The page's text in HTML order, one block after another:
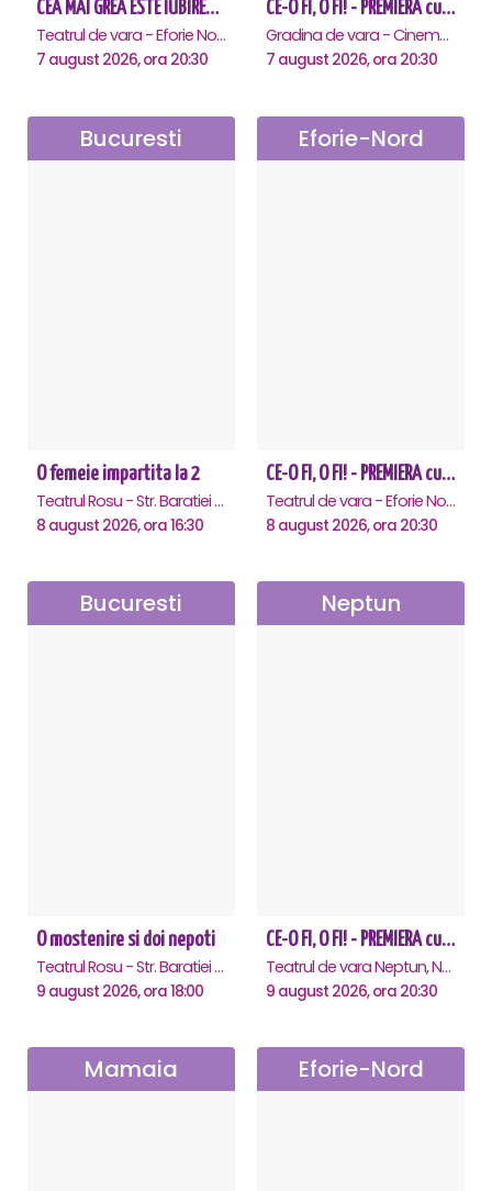
CEA MAI GREA ESTE IUBIREA - Eforie Nord
Teatrul de vara - Eforie Nord, Eforie-Nord
7 august 2026, ora 20:30
CE-O FI, O FI! - PREMIERA cu Doru Octavian Dumitru - Saturn
Gradina de vara - Cinema Saturn, Saturn
7 august 2026, ora 20:30
Bucuresti
O femeie impartita la 2
Teatrul Rosu - Str. Baratiei 31, Bucuresti
8 august 2026, ora 16:30
Eforie-Nord
CE-O FI, O FI! - PREMIERA cu Doru Octavian Dumitru - Eforie Nord
Teatrul de vara - Eforie Nord, Eforie-Nord
8 august 2026, ora 20:30
Bucuresti
O mostenire si doi nepoti
Teatrul Rosu - Str. Baratiei 31, Bucuresti
9 august 2026, ora 18:00
Neptun
CE-O FI, O FI! - PREMIERA cu Doru Octavian Dumitru - Neptun
Teatrul de vara Neptun, Neptun
9 august 2026, ora 20:30
Mamaia Eforie-Nord